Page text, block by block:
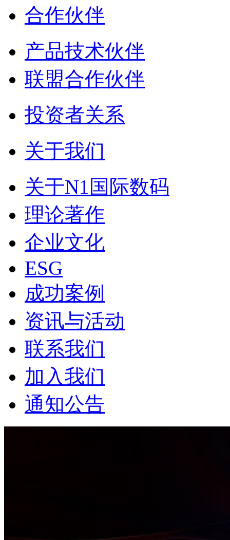
合作伙伴
产品技术伙伴
联盟合作伙伴
投资者关系
关于我们
关于N1国际数码
理论著作
企业文化
ESG
成功案例
资讯与活动
联系我们
加入我们
通知公告